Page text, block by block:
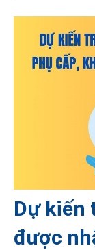
Dự kiến
được